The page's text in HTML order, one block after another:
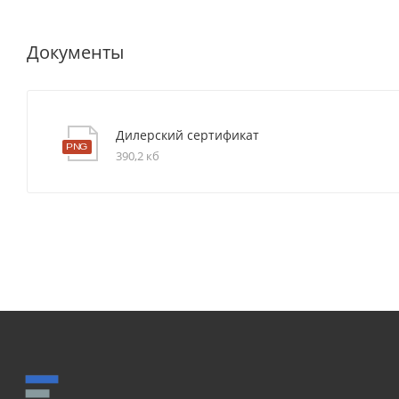
Документы
Дилерский сертификат
390,2 кб